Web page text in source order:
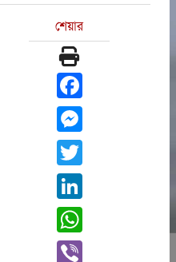
শেয়ার
Facebook
Messenger
Twitter
LinkedIn
WhatsApp
Viber